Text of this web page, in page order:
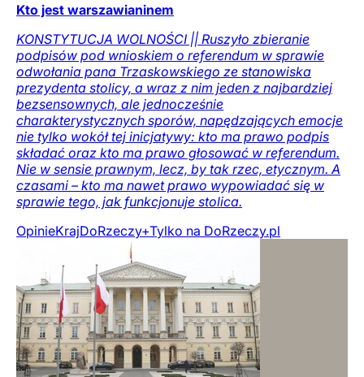
Kto jest warszawianinem
KONSTYTUCJA WOLNOŚCI || Ruszyło zbieranie
podpisów pod wnioskiem o referendum w sprawie
odwołania pana Trzaskowskiego ze stanowiska
prezydenta stolicy, a wraz z nim jeden z najbardziej
bezsensownych, ale jednocześnie
charakterystycznych sporów, napędzających emocje
nie tylko wokół tej inicjatywy: kto ma prawo podpis
składać oraz kto ma prawo głosować w referendum.
Nie w sensie prawnym, lecz, by tak rzec, etycznym. A
czasami – kto ma nawet prawo wypowiadać się w
sprawie tego, jak funkcjonuje stolica.
OpinieKrajDoRzeczy+Tylko na DoRzeczy.pl